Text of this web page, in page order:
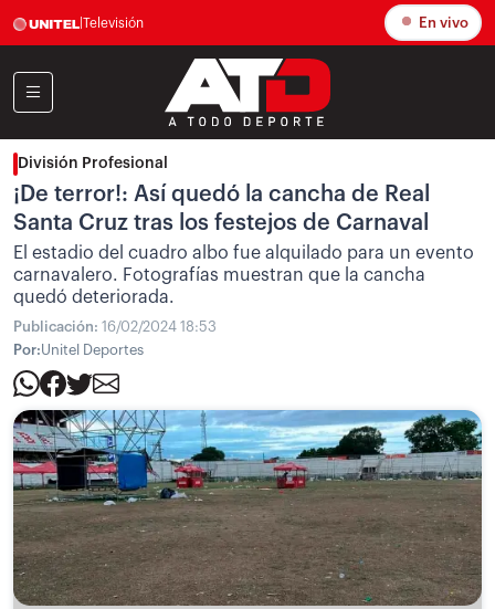
Televisión En vivo
División Profesional
¡De terror!: Así quedó la cancha de Real
Santa Cruz tras los festejos de Carnaval
El estadio del cuadro albo fue alquilado para un evento
carnavalero. Fotografías muestran que la cancha
quedó deteriorada.
Publicación: 16/02/2024 18:53
Por:Unitel Deportes